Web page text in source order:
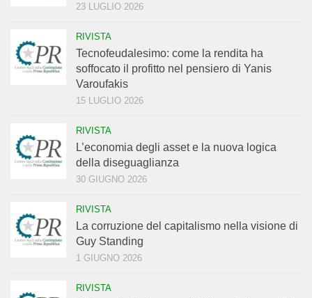
23 LUGLIO 2026
RIVISTA
Tecnofeudalesimo: come la rendita ha
soffocato il profitto nel pensiero di Yanis
Varoufakis
15 LUGLIO 2026
RIVISTA
L’economia degli asset e la nuova logica
della diseguaglianza
30 GIUGNO 2026
RIVISTA
La corruzione del capitalismo nella visione di
Guy Standing
1 GIUGNO 2026
RIVISTA